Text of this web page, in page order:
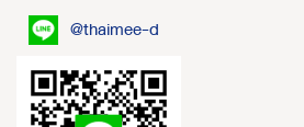
@thaimee-d